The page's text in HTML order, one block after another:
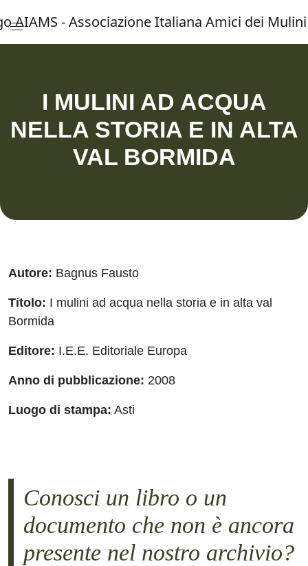
Menu principale
I MULINI AD ACQUA
NELLA STORIA E IN ALTA
VAL BORMIDA
Autore: Bagnus Fausto
Titolo: I mulini ad acqua nella storia e in alta val
Bormida
Editore: I.E.E. Editoriale Europa
Anno di pubblicazione: 2008
Luogo di stampa: Asti
Conosci un libro o un
documento che non è ancora
presente nel nostro archivio?